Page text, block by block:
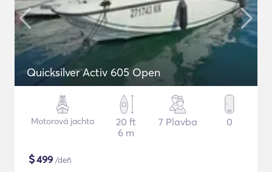
Quicksilver Activ 605 Open
Motorová jachta
20 ft
6 m
7 Plavba 0
$499 /deň